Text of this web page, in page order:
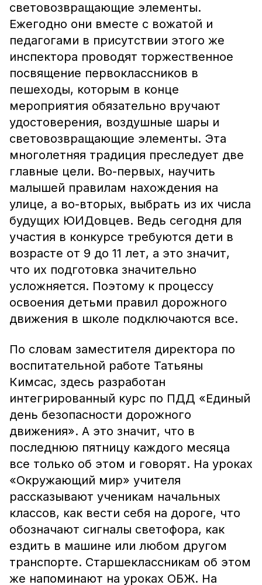
световозвращающие элементы.
Ежегодно они вместе с вожатой и
педагогами в присутствии этого же
инспектора проводят торжественное
посвящение первоклассников в
пешеходы, которым в конце
мероприятия обязательно вручают
удостоверения, воздушные шары и
световозвращающие элементы. Эта
многолетняя традиция преследует две
главные цели. Во-первых, научить
малышей правилам нахождения на
улице, а во-вторых, выбрать из их числа
будущих ЮИДовцев. Ведь сегодня для
участия в конкурсе требуются дети в
возрасте от 9 до 11 лет, а это значит,
что их подготовка значительно
усложняется. Поэтому к процессу
освоения детьми правил дорожного
движения в школе подключаются все.
По словам заместителя директора по
воспитательной работе Татьяны
Кимсас, здесь разработан
интегрированный курс по ПДД «Единый
день безопасности дорожного
движения». А это значит, что в
последнюю пятницу каждого месяца
все только об этом и говорят. На уроках
«Окружающий мир» учителя
рассказывают ученикам начальных
классов, как вести себя на дороге, что
обозначают сигналы светофора, как
ездить в машине или любом другом
транспорте. Старшеклассникам об этом
же напоминают на уроках ОБЖ. На